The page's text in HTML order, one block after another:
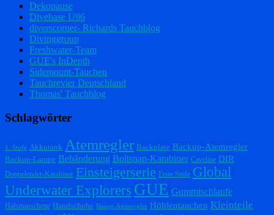
Dekopause
Divebase U96
diverscorner- Richards Tauchblog
Divinggroup
Freshwater-Team
GUE's InDepth
Sidemount-Tauchen
Tauchrevier Deutschland
Thomas' Tauchblog
Schlagwörter
1. Stufe Akkutank Atemregler Backplate Backup-Atemregler
Backup-Lampe Bebänderung Boltsnap-Karabiner Caveline DIR
Doppelender-Karabiner Einsteigerserie Erste Stufe Global
Underwater Explorers GUE Gummischlaufe
Halsmanschette Handschuhe Haupt-Atemregler Höhlentauchen Kleinteile